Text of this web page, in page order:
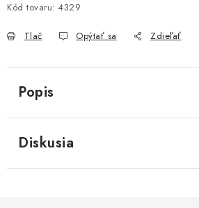
Kód tovaru: 4329
Tlač Opýtať sa Zdieľať
Popis
Diskusia